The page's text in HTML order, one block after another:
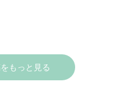
もっと見る